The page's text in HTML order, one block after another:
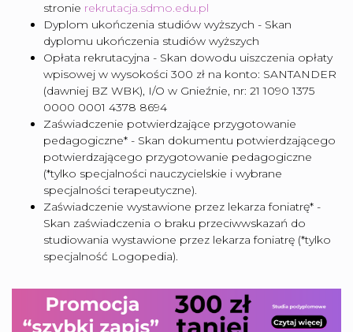
stronie rekrutacja.sdmo.edu.pl
Dyplom ukończenia studiów wyższych - Skan
dyplomu ukończenia studiów wyższych
Opłata rekrutacyjna - Skan dowodu uiszczenia opłaty
wpisowej w wysokości 300 zł na konto: SANTANDER
(dawniej BZ WBK), I/O w Gnieźnie, nr: 21 1090 1375
0000 0001 4378 8694
Zaświadczenie potwierdzające przygotowanie
pedagogiczne* - Skan dokumentu potwierdzającego
potwierdzającego przygotowanie pedagogiczne
(*tylko specjalności nauczycielskie i wybrane
specjalności terapeutyczne).
Zaświadczenie wystawione przez lekarza foniatrę* -
Skan zaświadczenia o braku przeciwwskazań do
studiowania wystawione przez lekarza foniatrę (*tylko
specjalność Logopedia).